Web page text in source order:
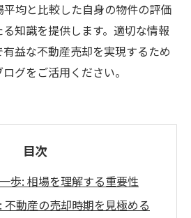
均と比較した自身の物件の評価
知識を提供します。適切な情報
益な不動産売却を実現するため
グをご活用ください。
目次
歩: 相場を理解する重要性
不動産の売却時期を見極める